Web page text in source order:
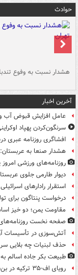
حوادث
هشدار نسبت به وفوع
آخرین اخبار
عامل افزایش قبوض آب
سرنگون‌کردن پهپاد
افشاگری روزنامه عبری
هشدار صنعا به
روزنامه‌های ورزشی امروز یک‌شنبه
دیوار طارمی جلوی
استقرار رادارهای
درخواست پنتاگون برای
مقاومت یمن؛ دو خیز
صفحه نخست روزنامه‌های یکشنبه
آتش‌سوزی در تأسیسات
حذف لبنیات چه بلایی سر
طبیعت بکر جاده اسالم
رویای اف-۳۵ ترکیه در بن‌بست